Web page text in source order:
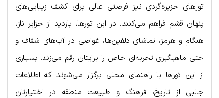
تورهای جزیره‌گردی نیز فرصتی عالی برای کشف زیبایی‌های
پنهان قشم فراهم می‌کنند. در این تورها، بازدید از جزایر ناز،
هنگام و هرمز، تماشای دلفین‌ها، غواصی در آب‌های شفاف و
حتی ماهیگیری تجربه‌ای خاص را برایتان رقم می‌زند. بسیاری
از این تورها با راهنمای محلی برگزار می‌شوند که اطلاعات
جالبی از تاریخ، فرهنگ و طبیعت منطقه در اختیارتان